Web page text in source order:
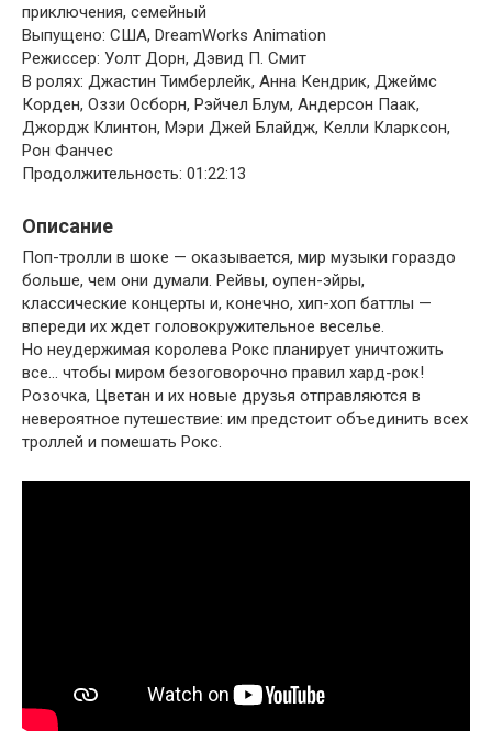
приключения, семейный
Выпущено: США, DreamWorks Animation
Режиссер: Уолт Дорн, Дэвид П. Смит
В ролях: Джастин Тимберлейк, Анна Кендрик, Джеймс
Корден, Оззи Осборн, Рэйчел Блум, Андерсон Паак,
Джордж Клинтон, Мэри Джей Блайдж, Келли Кларксон,
Рон Фанчес
Продолжительность: 01:22:13
Описание
Поп-тролли в шоке — оказывается, мир музыки гораздо
больше, чем они думали. Рейвы, оупен-эйры,
классические концерты и, конечно, хип-хоп баттлы —
впереди их ждет головокружительное веселье.
Но неудержимая королева Рокс планирует уничтожить
все… чтобы миром безоговорочно правил хард-рок!
Розочка, Цветан и их новые друзья отправляются в
невероятное путешествие: им предстоит объединить всех
троллей и помешать Рокс.